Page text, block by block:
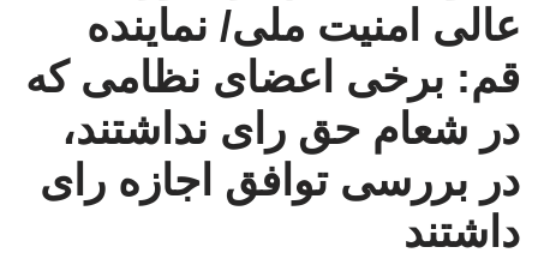
عالی امنیت ملی/ نماینده
قم: برخی اعضای نظامی که
در شعام حق رای نداشتند،
در بررسی توافق اجازه رای
داشتند